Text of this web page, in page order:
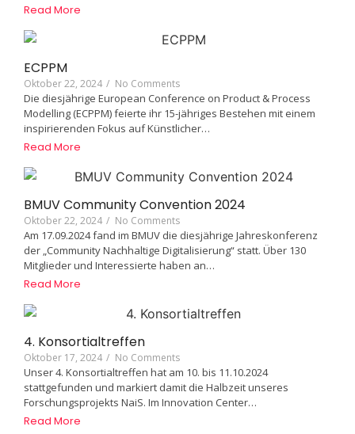
Read More
ECPPM
Oktober 22, 2024 / No Comments
Die diesjährige European Conference on Product & Process
Modelling (ECPPM) feierte ihr 15-jähriges Bestehen mit einem
inspirierenden Fokus auf Künstlicher…
Read More
BMUV Community Convention 2024
Oktober 22, 2024 / No Comments
Am 17.09.2024 fand im BMUV die diesjährige Jahreskonferenz
der „Community Nachhaltige Digitalisierung“ statt. Über 130
Mitglieder und Interessierte haben an…
Read More
4. Konsortialtreffen
Oktober 17, 2024 / No Comments
Unser 4. Konsortialtreffen hat am 10. bis 11.10.2024
stattgefunden und markiert damit die Halbzeit unseres
Forschungsprojekts NaiS. Im Innovation Center…
Read More